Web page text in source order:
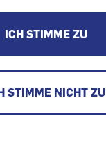
ICH STIMME ZU
STIMME NICHT ZU